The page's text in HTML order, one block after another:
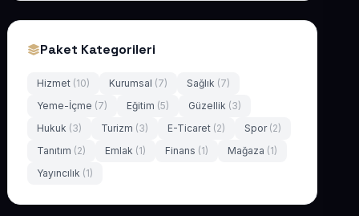
Paket Kategorileri
Hizmet (10) Kurumsal (7) Sağlık (7)
Yeme-İçme (7) Eğitim (5) Güzellik (3)
Hukuk (3) Turizm (3) E-Ticaret (2) Spor (2)
Tanıtım (2) Emlak (1) Finans (1) Mağaza (1)
Yayıncılık (1)